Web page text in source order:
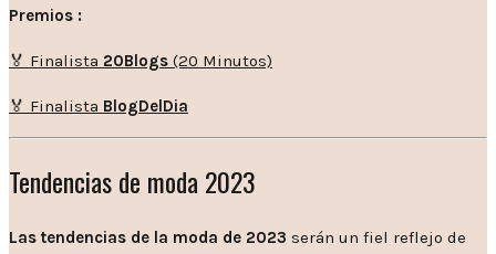
Premios :
🏅 Finalista 20Blogs (20 Minutos)
🏅 Finalista BlogDelDia
Tendencias de moda 2023
Las tendencias de la moda de 2023 serán un fiel reflejo de